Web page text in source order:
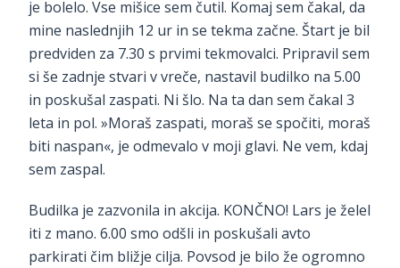
je bolelo. Vse mišice sem čutil. Komaj sem čakal, da
mine naslednjih 12 ur in se tekma začne. Štart je bil
predviden za 7.30 s prvimi tekmovalci. Pripravil sem
si še zadnje stvari v vreče, nastavil budilko na 5.00
in poskušal zaspati. Ni šlo. Na ta dan sem čakal 3
leta in pol. »Moraš zaspati, moraš se spočiti, moraš
biti naspan«, je odmevalo v moji glavi. Ne vem, kdaj
sem zaspal.
Budilka je zazvonila in akcija. KONČNO! Lars je želel
iti z mano. 6.00 smo odšli in poskušali avto
parkirati čim bližje cilja. Povsod je bilo že ogromno